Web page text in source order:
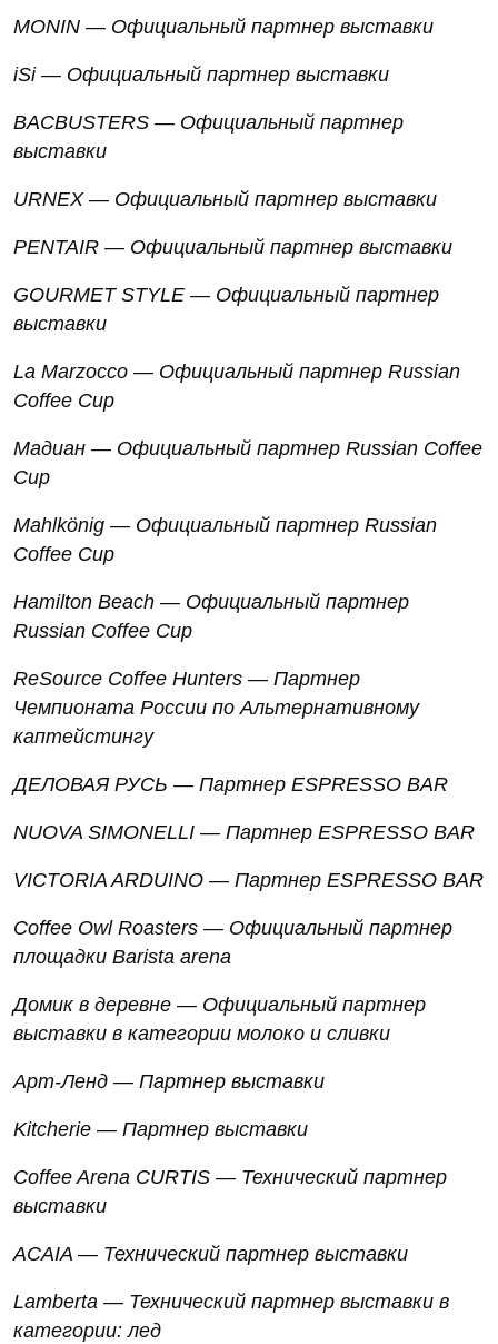
MONIN — Официальный партнер выставки
iSi — Официальный партнер выставки
BACBUSTERS — Официальный партнер
выставки
URNEX — Официальный партнер выставки
PENTAIR — Официальный партнер выставки
GOURMET STYLE — Официальный партнер
выставки
La Marzocco — Официальный партнер Russian
Coffee Cup
Мадиан — Официальный партнер Russian Coffee
Cup
Mahlkönig — Официальный партнер Russian
Coffee Cup
Hamilton Beach — Официальный партнер
Russian Coffee Cup
ReSource Coffee Hunters — Партнер
Чемпионата России по Альтернативному
каптейстингу
ДЕЛОВАЯ РУСЬ — Партнер ESPRESSO BAR
NUOVA SIMONELLI — Партнер ESPRESSO BAR
VICTORIA ARDUINO — Партнер ESPRESSO BAR
Coffee Owl Roasters — Официальный партнер
площадки Barista arena
Домик в деревне — Официальный партнер
выставки в категории молоко и сливки
Арт-Ленд — Партнер выставки
Kitcherie — Партнер выставки
Coffee Arena CURTIS — Технический партнер
выставки
ACAIA — Технический партнер выставки
Lamberta — Технический партнер выставки в
категории: лед